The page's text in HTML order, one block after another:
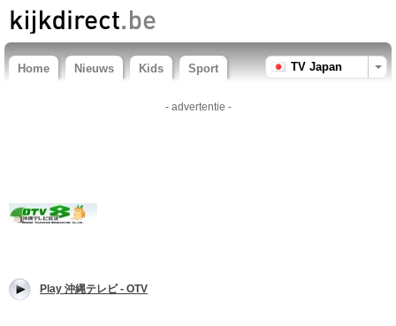
Home Nieuws Kids Sport TV Japan
- advertentie -
Play 沖縄テレビ - OTV